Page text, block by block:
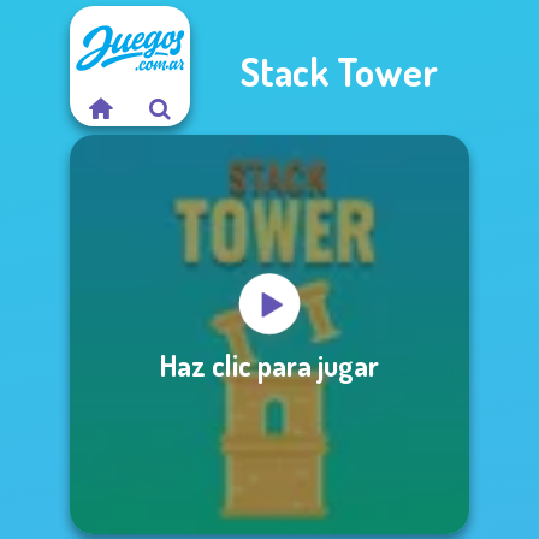
Stack Tower
Haz clic para jugar